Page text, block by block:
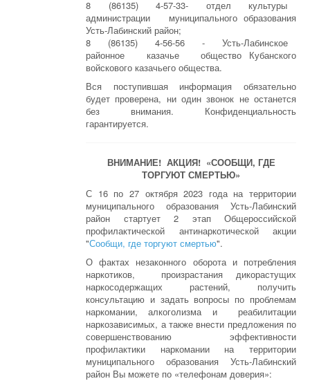
8 (86135) 4-57-33- отдел культуры
администрации муниципального образования
Усть-Лабинский район;
8 (86135) 4-56-56 - Усть-Лабинское
районное казачье общество Кубанского
войскового казачьего общества.
Вся поступившая информация обязательно
будет проверена, ни один звонок не останется
без внимания. Конфиденциальность
гарантируется.
ВНИМАНИЕ! АКЦИЯ! «СООБЩИ, ГДЕ
ТОРГУЮТ СМЕРТЬЮ»
С 16 по 27 октября 2023 года на территории
муниципального образования Усть-Лабинский
район стартует 2 этап Общероссийской
профилактической антинаркотической акции
"Сообщи, где торгуют смертью".
О фактах незаконного оборота и потребления
наркотиков, произрастания дикорастущих
наркосодержащих растений, получить
консультацию и задать вопросы по проблемам
наркомании, алкоголизма и реабилитации
наркозависимых, а также внести предложения по
совершенствованию эффективности
профилактики наркомании на территории
муниципального образования Усть-Лабинский
район Вы можете по «телефонам доверия»: